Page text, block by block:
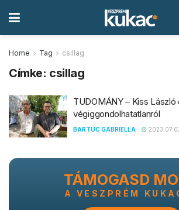
Home Tag csillag
Címke: csillag
TUDOMÁNY – Kiss László
végiggondolhatatlanról
BARTUC GABRIELLA
TÁMOGASD
A VESZPRÉM